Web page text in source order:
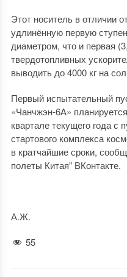
Этот носитель в отличии
удлинённую первую
диаметром, что и первая
твердотопливных
выводить до 4000 кг на
Первый испытательный
«Чанчжэн-6А»
квартале текущего года с
стартового комплекса
в кратчайшие сроки,
полеты Китая” ВКонтакте.
А.Ж.
55